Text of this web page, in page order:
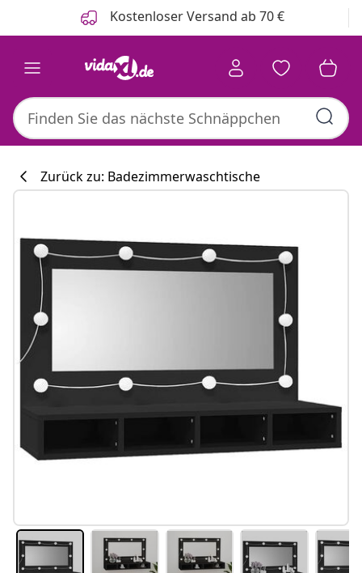
Kostenloser Versand ab 70 €
Zurück zu: Badezimmerwaschtische